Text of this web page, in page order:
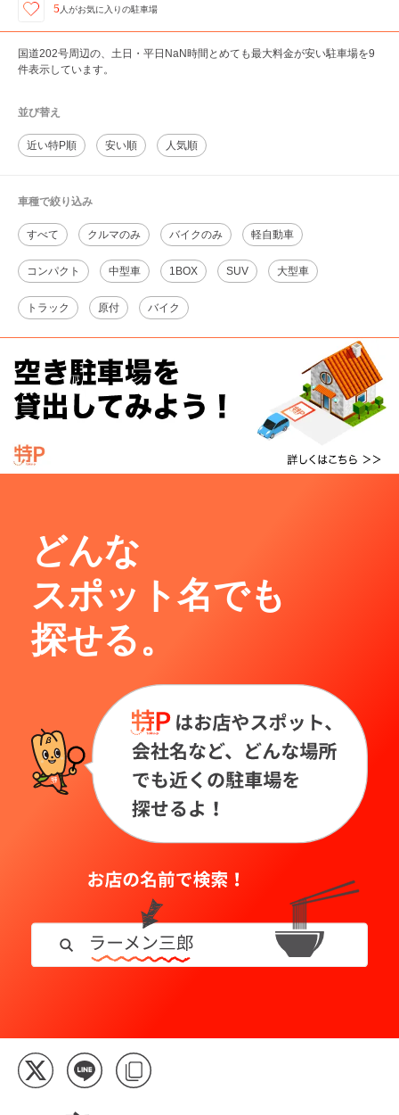
5 人がお気に入りの駐車場
国道202号周辺の、土日・平日NaN時間とめても最大料金が安い駐車場を9
件表示しています。
並び替え
近い特P順 安い順 人気順
車種で絞り込み
すべて クルマのみ バイクのみ 軽自動車
コンパクト 中型車 1BOX SUV 大型車
トラック 原付 バイク
どんな
スポット名でも
探せる。